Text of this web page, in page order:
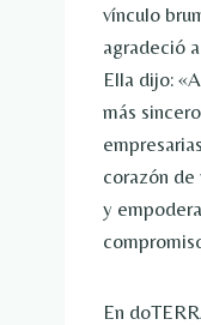
vínculo
agradeció
Ella dijo:
más
corazón de
y
En